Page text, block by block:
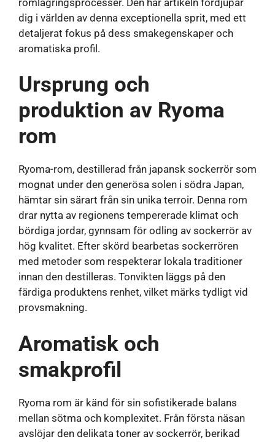
dig i världen av denna exceptionella sprit, med ett
detaljerat fokus på dess smakegenskaper och
aromatiska profil.
Ursprung och
produktion av Ryoma
rom
Ryoma-rom, destillerad från japansk sockerrör som
mognat under den generösa solen i södra Japan,
hämtar sin särart från sin unika terroir. Denna rom
drar nytta av regionens tempererade klimat och
bördiga jordar, gynnsam för odling av sockerrör av
hög kvalitet. Efter skörd bearbetas sockerrören
med metoder som respekterar lokala traditioner
innan den destilleras. Tonvikten läggs på den
färdiga produktens renhet, vilket märks tydligt vid
provsmakning.
Aromatisk och
smakprofil
Ryoma rom är känd för sin sofistikerade balans
mellan sötma och komplexitet. Från första näsan
avslöjar den delikata toner av sockerrör, berikad